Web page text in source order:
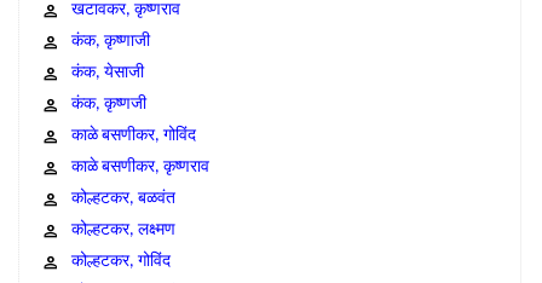
खटावकर, कृष्णराव
कंक, कृष्णाजी
कंक, येसाजी
कंक, कृष्णजी
काळे बसणीकर, गोविंद
काळे बसणीकर, कृष्णराव
कोल्हटकर, बळवंत
कोल्हटकर, लक्ष्मण
कोल्हटकर, गोविंद